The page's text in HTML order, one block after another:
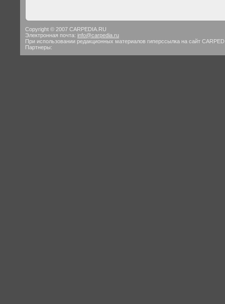
Copyright © 2007 CARPEDIA.RU
Электронная почта: info@carpedia.ru
При использовании редакционных материалов гиперссылка на сайт
Партнеры: